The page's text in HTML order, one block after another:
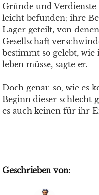
Gründe und
leicht befunden; ihre
Lager geteilt, von
Gesellschaft
bestimmt so gelebt, wie
leben müsse, sagte er.
Doch genau so, wie es
Beginn dieser schlecht
es auch keinen für ihr
Geschrieben von: